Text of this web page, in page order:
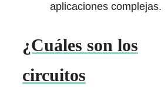
aplicaciones complejas.
¿Cuáles son los
circuitos